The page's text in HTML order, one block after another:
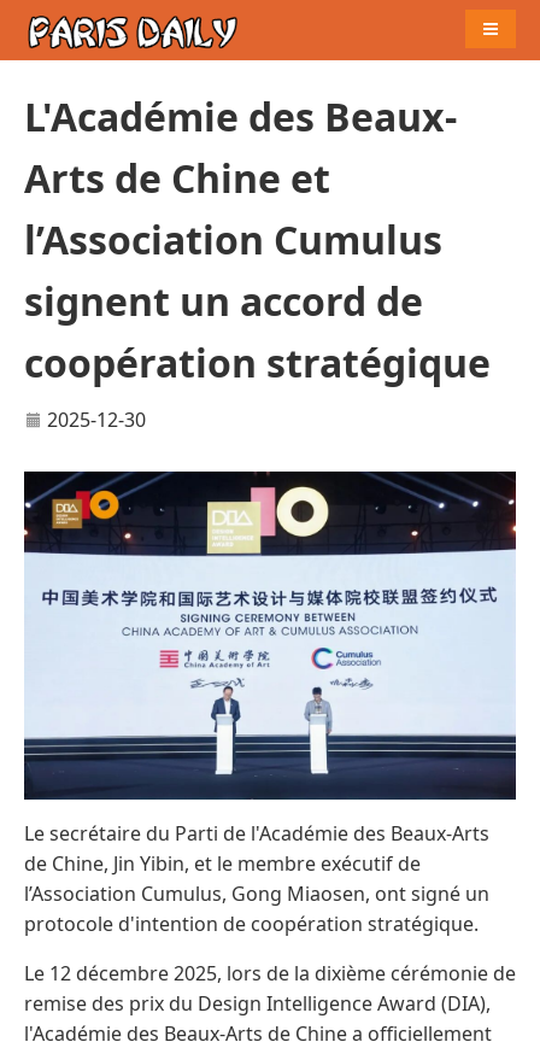
L'Académie des Beaux-
Arts de Chine et
l’Association Cumulus
signent un accord de
coopération stratégique
2025-12-30
Le secrétaire du Parti de l'Académie des Beaux-Arts
de Chine, Jin Yibin, et le membre exécutif de
l’Association Cumulus, Gong Miaosen, ont signé un
protocole d'intention de coopération stratégique.
Le 12 décembre 2025, lors de la dixième cérémonie de
remise des prix du Design Intelligence Award (DIA),
l'Académie des Beaux-Arts de Chine a officiellement